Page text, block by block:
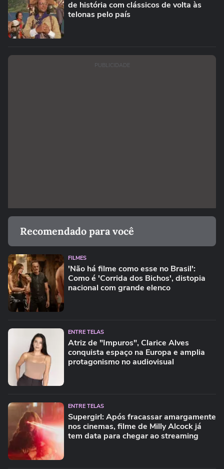
de história com clássicos de volta às
telonas pelo país
PUBLICIDADE
Recomendado para você
FILMES
'Não há filme como esse no Brasil':
Como é 'Corrida dos Bichos', distopia
nacional com grande elenco
ENTRE TELAS
Atriz de "Impuros", Clarice Alves
conquista espaço na Europa e amplia
protagonismo no audiovisual
ENTRE TELAS
Supergirl: Após fracassar amargamente
nos cinemas, filme de Milly Alcock já
tem data para chegar ao streaming